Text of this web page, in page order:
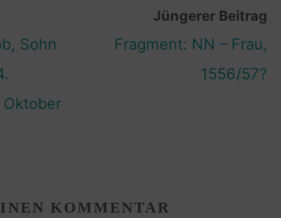
Sohn
Jüngerer Beitrag
Fragment: NN – Frau,
1556/57?
KOMMENTAR